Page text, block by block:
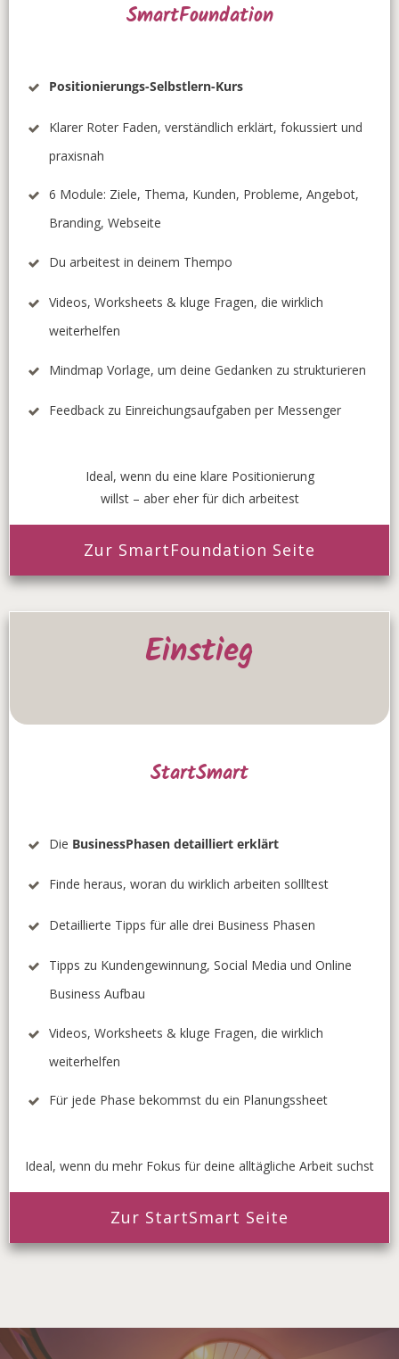
SmartFoundation
Positionierungs-Selbstlern-Kurs
Klarer Roter Faden, verständlich erklärt, fokussiert und
praxisnah
6 Module: Ziele, Thema, Kunden, Probleme, Angebot,
Branding, Webseite
Du arbeitest in deinem Thempo
Videos, Worksheets & kluge Fragen, die wirklich
weiterhelfen
Mindmap Vorlage, um deine Gedanken zu strukturieren
Feedback zu Einreichungsaufgaben per Messenger
Ideal, wenn du eine klare Positionierung
willst – aber eher für dich arbeitest
Zur SmartFoundation Seite
Einstieg
StartSmart
Die BusinessPhasen detailliert erklärt
Finde heraus, woran du wirklich arbeiten sollltest
Detaillierte Tipps für alle drei Business Phasen
Tipps zu Kundengewinnung, Social Media und Online
Business Aufbau
Videos, Worksheets & kluge Fragen, die wirklich
weiterhelfen
Für jede Phase bekommst du ein Planungssheet
Ideal, wenn du mehr Fokus für deine alltägliche Arbeit suchst
Zur StartSmart Seite